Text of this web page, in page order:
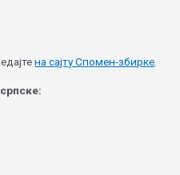
на сајту Спомен-збирке.